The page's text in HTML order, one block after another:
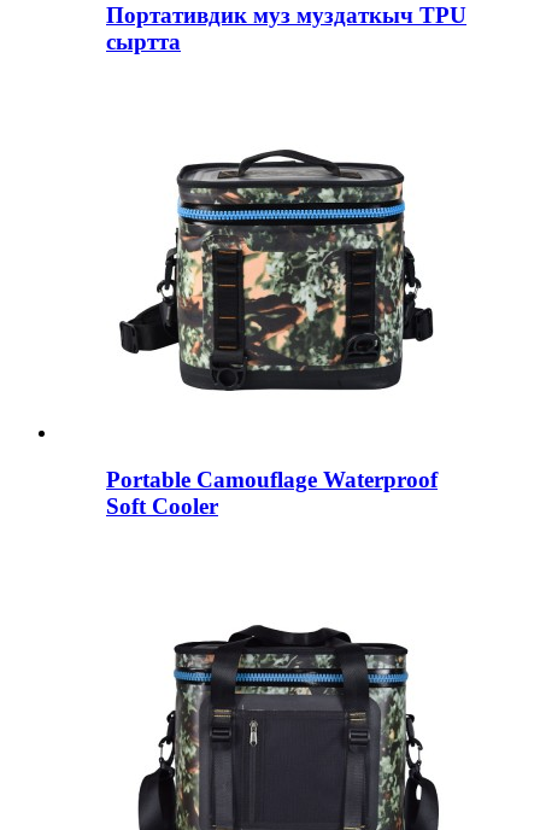
Портативдик муз муздаткыч TPU
сыртта
Portable Camouflage Waterproof
Soft Cooler